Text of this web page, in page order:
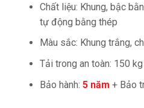
Chất liệu: Khung, bậc
tự động bằng thép
Màu sắc: Khung trắng,
Tải trong an toàn: 150 kg
Bảo hành: 5 năm + Bảo